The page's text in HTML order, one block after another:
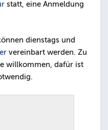
statt, eine Anmeldung
dienstags und
vereinbart werden. Zu
willkommen, dafür ist